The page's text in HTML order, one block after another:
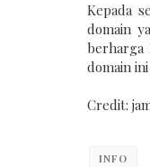
Kepada
domain
berharga
domain
Credit:
INFO